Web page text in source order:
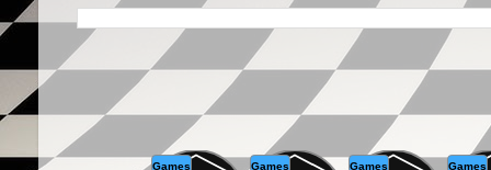
Games Games Games Games